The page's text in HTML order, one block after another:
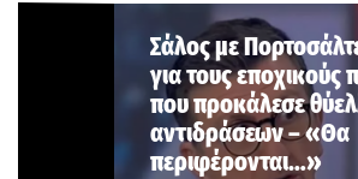
Σάλος με
για τους εποχικούς
που προκάλεσε
αντιδράσεων – «Θα
περιφέρονται…»